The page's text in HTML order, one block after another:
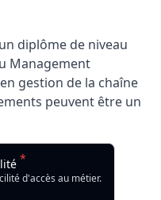
diplôme de niveau
Management
gestion de la chaîne
peuvent être un
*
d'accès au métier.